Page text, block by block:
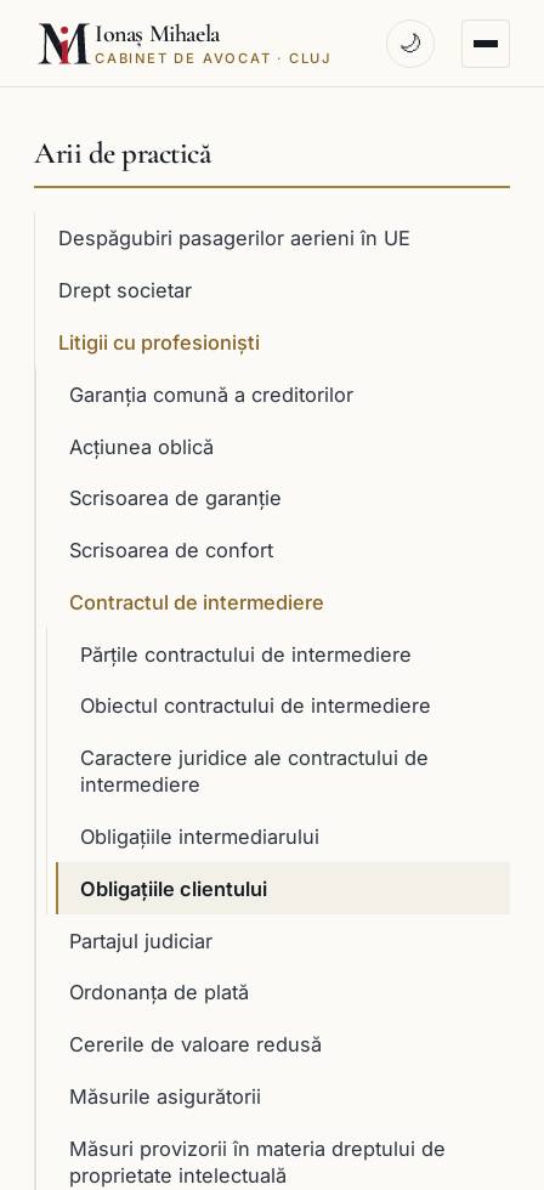
Ionaș Mihaela
CABINET DE AVOCAT · CLUJ
🌙
Arii de practică
Despăgubiri pasagerilor aerieni în UE
Drept societar
Litigii cu profesioniști
Garanţia comună a creditorilor
Acţiunea oblică
Scrisoarea de garanţie
Scrisoarea de confort
Contractul de intermediere
Părţile contractului de intermediere
Obiectul contractului de intermediere
Caractere juridice ale contractului de
intermediere
Obligaţiile intermediarului
Obligaţiile clientului
Partajul judiciar
Ordonanța de plată
Cererile de valoare redusă
Măsurile asigurătorii
Măsuri provizorii în materia dreptului de
proprietate intelectuală